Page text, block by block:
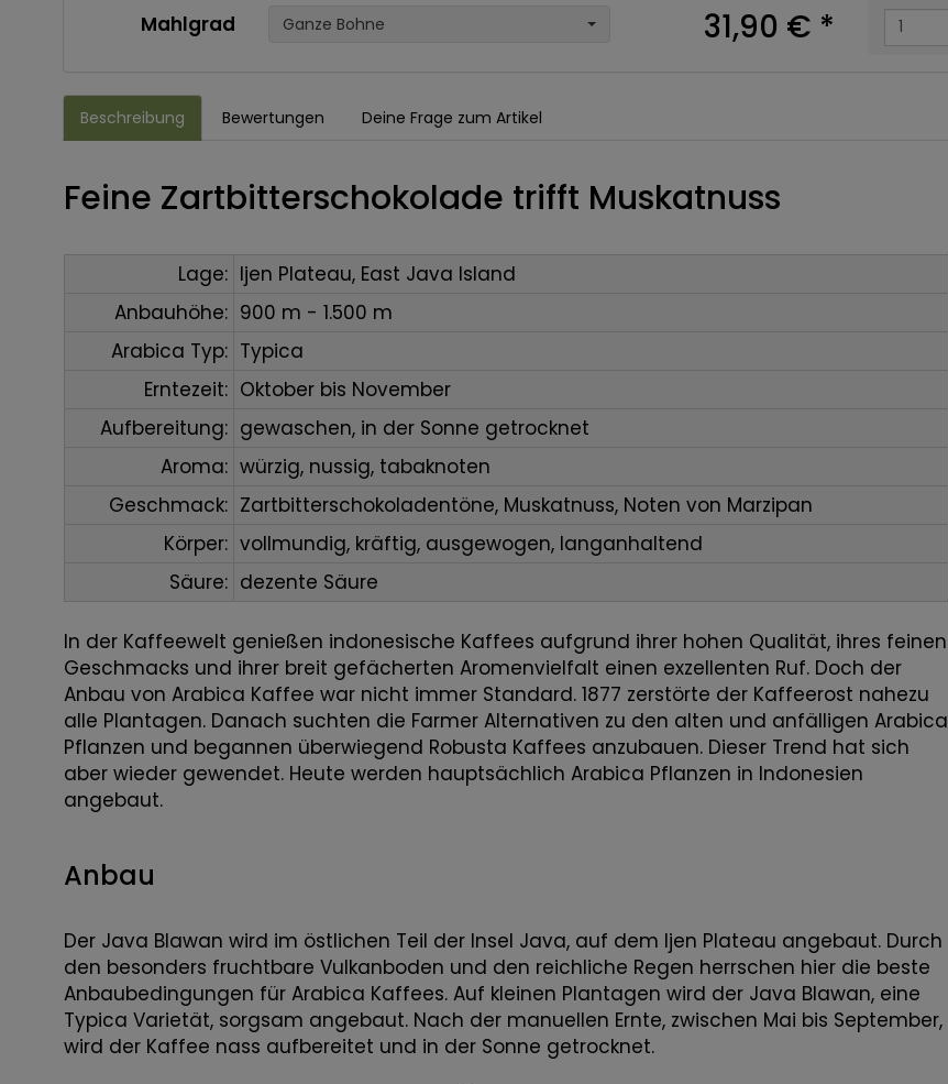
Mahlgrad Ganze Bohne 31,90 € *
Beschreibung Bewertungen Deine Frage zum Artikel
Feine Zartbitterschokolade trifft Muskatnuss
Lage: Ijen Plateau, East Java Island
Anbauhöhe: 900 m - 1.500 m
Arabica Typ: Typica
Erntezeit: Oktober bis November
Aufbereitung: gewaschen, in der Sonne getrocknet
Aroma: würzig, nussig, tabaknoten
Geschmack: Zartbitterschokoladentöne, Muskatnuss, Noten von Marzipan
Körper: vollmundig, kräftig, ausgewogen, langanhaltend
Säure: dezente Säure
In der Kaffeewelt genießen indonesische Kaffees aufgrund ihrer hohen Qualität, ihres feinen
Geschmacks und ihrer breit gefächerten Aromenvielfalt einen exzellenten Ruf. Doch der
Anbau von Arabica Kaffee war nicht immer Standard. 1877 zerstörte der Kaffeerost nahezu
alle Plantagen. Danach suchten die Farmer Alternativen zu den alten und anfälligen Arabica
Pflanzen und begannen überwiegend Robusta Kaffees anzubauen. Dieser Trend hat sich
aber wieder gewendet. Heute werden hauptsächlich Arabica Pflanzen in Indonesien
angebaut.
Anbau
Der Java Blawan wird im östlichen Teil der Insel Java, auf dem Ijen Plateau angebaut. Durch
den besonders fruchtbare Vulkanboden und den reichliche Regen herrschen hier die beste
Anbaubedingungen für Arabica Kaffees. Auf kleinen Plantagen wird der Java Blawan, eine
Typica Varietät, sorgsam angebaut. Nach der manuellen Ernte, zwischen Mai bis September,
wird der Kaffee nass aufbereitet und in der Sonne getrocknet.